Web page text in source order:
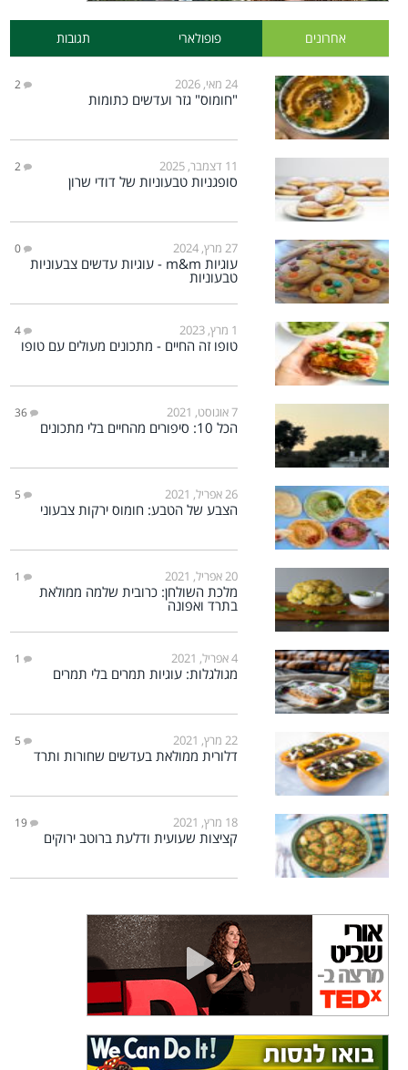
אחרונים פופולארי תגובות
24 מאי, 2026 2
"חומוס" גזר ועדשים כתומות
11 דצמבר, 2025 2
סופגניות טבעוניות של דודי שרון
27 מרץ, 2024 0
עוגיות m&m - עוגיות עדשים צבעוניות
טבעוניות
1 מרץ, 2023 4
טופו זה החיים - מתכונים מעולים עם טופו
7 אוגוסט, 2021 36
הכל 10: סיפורים מהחיים בלי מתכונים
26 אפריל, 2021 5
הצבע של הטבע: חומוס ירקות צבעוני
20 אפריל, 2021 1
מלכת השולחן: כרובית שלמה ממולאת
בתרד ואפונה
4 אפריל, 2021 1
מגולגלות: עוגיות תמרים בלי תמרים
22 מרץ, 2021 5
דלורית ממולאת בעדשים שחורות ותרד
18 מרץ, 2021 19
קציצות שעועית ודלעת ברוטב ירוקים